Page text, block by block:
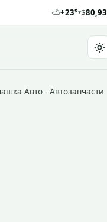
⛅+23°▾$80,93
Авто - Автозапчасти